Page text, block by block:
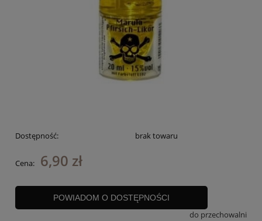
Dostępność: brak towaru
Cena: 6,90 zł
POWIADOM O DOSTĘPNOŚCI
do przechowalni